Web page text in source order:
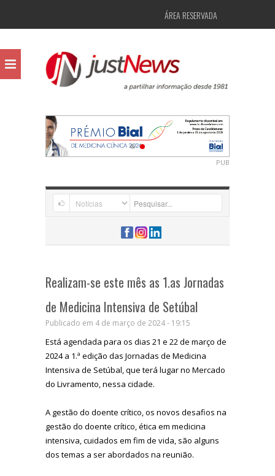
ÁREA RESERVADA
PUB
Realizam-se este mês as 1.as Jornadas
de Medicina Intensiva de Setúbal
Publicado em 4 de março de 2024 - 19:15
Está agendada para os dias 21 e 22 de março de
2024 a 1.ª edição das Jornadas de Medicina
Intensiva de Setúbal, que terá lugar no Mercado
do Livramento, nessa cidade.
A gestão do doente crítico, os novos desafios na
gestão do doente crítico, ética em medicina
intensiva, cuidados em fim de vida, são alguns
dos temas a ser abordados na reunião.